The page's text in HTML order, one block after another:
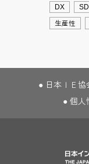
DX
生産性
日本ＩＥ協
個人